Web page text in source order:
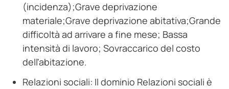
(incidenza);Grave deprivazione
materiale;Grave deprivazione abitativa;Grande
difficoltà ad arrivare a fine mese; Bassa
intensità di lavoro; Sovraccarico del costo
dell'abitazione.
Relazioni sociali: Il dominio Relazioni sociali è